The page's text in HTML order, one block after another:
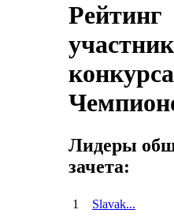
Рейтинг
Лидеры
зачета:
1 Slavak...